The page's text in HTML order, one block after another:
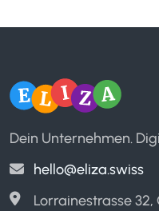
Dein Unternehmen.
hello@eliza.swiss
Lorrainestrasse 32,